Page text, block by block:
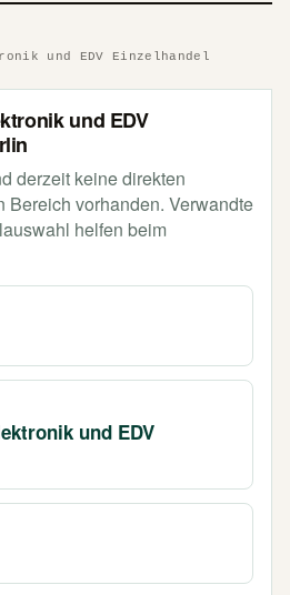
und EDV Einzelhandel
und EDV
derzeit keine direkten
Bereich vorhanden. Verwandte
helfen beim
und EDV